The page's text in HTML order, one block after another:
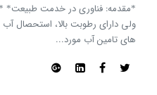
*مقدمه: فناوری در خدمت طبیعت*
ولی دارای رطوبت بالا، استحصال
های تامین آب مورد...